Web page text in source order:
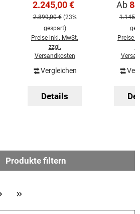
Eichentisch
massiv mit
Holzgestell
2.245,00 €
Regulärer Preis:
2.899,00 € (23%
gespart)
Preise inkl. MwSt.
zzgl.
Versandkosten
Vergleichen
Details
Mit
Ab
Preise
Produkte filtern